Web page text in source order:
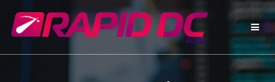
do
treści